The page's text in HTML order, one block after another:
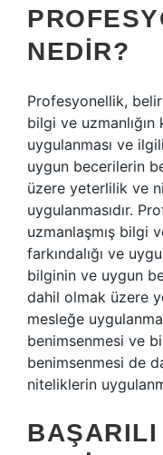
NEDIR?
Profesyonellik,
bilgi ve uzmanlığın
uygulanması ve
uygun becerilerin
üzere yeterlilik ve
uygulanmasıdır.
uzmanlaşmış bilgi
farkındalığı ve
bilginin ve uygun
dahil olmak üzere
mesleğe
benimsenmesi ve
benimsenmesi de
niteliklerin